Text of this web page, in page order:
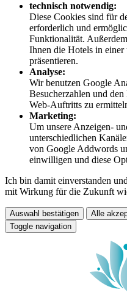
technisch notwendig:
Diese Cookies sind für
erforderlich und
Funktionalität.
Ihnen die Hotels in
präsentieren.
Analyse:
Wir benutzen Google
Besucherzahlen und
Web-Auftritts zu
Marketing:
Um unsere Anzeigen-
unterschiedlichen
von Google Addwords
einwilligen und diese
Ich bin damit einverstanden
mit Wirkung für die Zukunft
Auswahl bestätigen
Alle
Toggle navigation